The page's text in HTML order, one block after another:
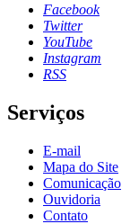
Facebook
Twitter
YouTube
Instagram
RSS
Serviços
E-mail
Mapa do Site
Comunicação
Ouvidoria
Contato